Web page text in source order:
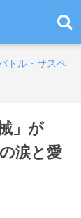
トル・サスペ
」が
涙と愛